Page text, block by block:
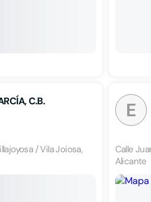
C.B.
/ Vila Joiosa,
E
Calle
Alicante